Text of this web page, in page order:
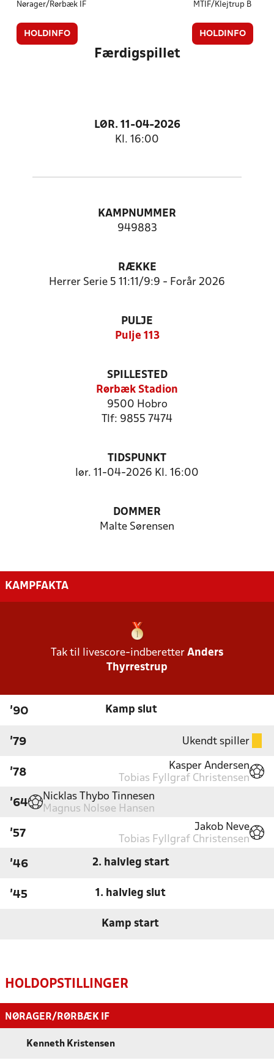
Nørager/Rørbæk IF
HOLDINFO
MTIF/Klejtrup B
HOLDINFO
Færdigspillet
LØR. 11-04-2026
Kl. 16:00
KAMPNUMMER
949883
RÆKKE
Herrer Serie 5 11:11/9:9 - Forår 2026
PULJE
Pulje 113
SPILLESTED
Rørbæk Stadion
9500 Hobro
Tlf: 9855 7474
TIDSPUNKT
lør. 11-04-2026 Kl. 16:00
DOMMER
Malte Sørensen
KAMPFAKTA
Tak til livescore-indberetter Anders
Thyrrestrup
'90 Kamp slut
'79 Ukendt spiller
'78
Kasper Andersen
Tobias Fyllgraf Christensen
'64
Nicklas Thybo Tinnesen
Magnus Nolsøe Hansen
'57
Jakob Neve
Tobias Fyllgraf Christensen
'46 2. halvleg start
'45 1. halvleg slut
Kamp start
HOLDOPSTILLINGER
NØRAGER/RØRBÆK IF
Kenneth Kristensen